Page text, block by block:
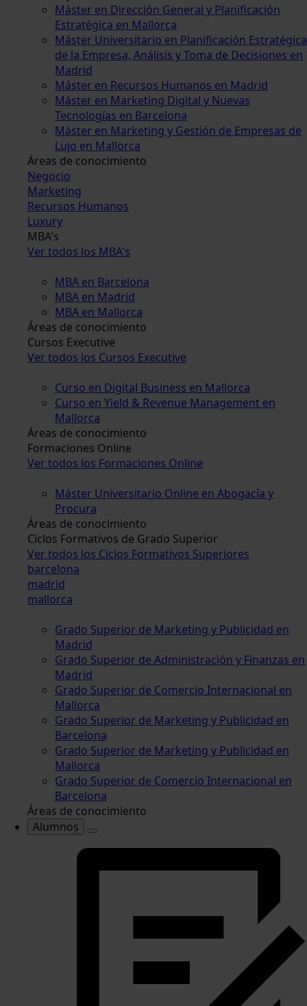
Máster en Dirección General y Planificación
Estratégica en Mallorca
Máster Universitario en Planificación Estratégica
de la Empresa, Análisis y Toma de Decisiones en
Madrid
Máster en Recursos Humanos en Madrid
Máster en Marketing Digital y Nuevas
Tecnologías en Barcelona
Máster en Marketing y Gestión de Empresas de
Lujo en Mallorca
Áreas de conocimiento
Negocio
Marketing
Recursos Humanos
Luxury
MBA's
Ver todos los MBA's
MBA en Barcelona
MBA en Madrid
MBA en Mallorca
Áreas de conocimiento
Cursos Executive
Ver todos los Cursos Executive
Curso en Digital Business en Mallorca
Curso en Yield & Revenue Management en
Mallorca
Áreas de conocimiento
Formaciones Online
Ver todos los Formaciones Online
Máster Universitario Online en Abogacía y
Procura
Áreas de conocimiento
Ciclos Formativos de Grado Superior
Ver todos los Ciclos Formativos Superiores
barcelona
madrid
mallorca
Grado Superior de Marketing y Publicidad en
Madrid
Grado Superior de Administración y Finanzas en
Madrid
Grado Superior de Comercio Internacional en
Mallorca
Grado Superior de Marketing y Publicidad en
Barcelona
Grado Superior de Marketing y Publicidad en
Mallorca
Grado Superior de Comercio Internacional en
Barcelona
Áreas de conocimiento
Alumnos